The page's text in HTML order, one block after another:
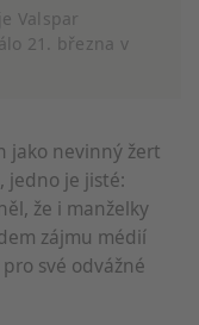
Valspar
21. března v
jako nevinný žert
jedno je jisté:
že i manželky
zájmu médií
své odvážné